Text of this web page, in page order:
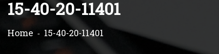
15-40-20-11401
Home 15-40-20-11401